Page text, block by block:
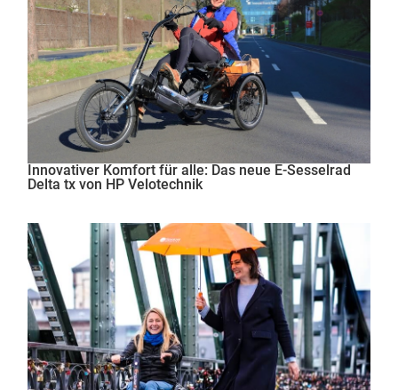
Innovativer Komfort für alle: Das neue E-Sesselrad
Delta tx von HP Velotechnik